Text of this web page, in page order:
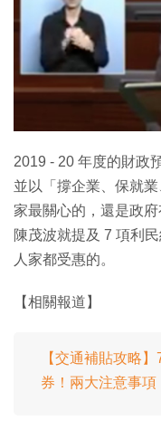
特集
2019 - 20 年度的財政
並以「撐企業、保就
家最關心的，還是政
陳茂波就提及 7 項利
人家都受惠的。
【相關報道】
【交通補貼攻略
券！兩大注意事項